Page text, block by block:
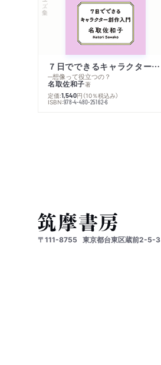
７日でできるキャラクター創作入門
─想像って役立つの？
名取佐和子著
定価:1,540円 （10％税込み）
ISBN:978-4-480-25162-6
〒111-8755 東京都台東区蔵前2-5-3